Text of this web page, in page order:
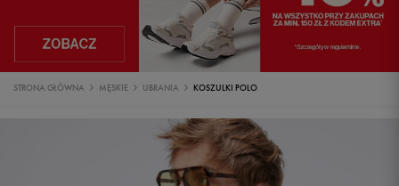
STRONA GŁÓWNA MĘSKIE UBRANIA KOSZULKI POLO